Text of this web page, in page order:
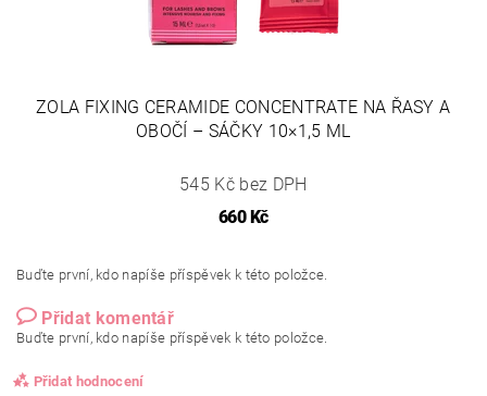
ZOLA FIXING CERAMIDE CONCENTRATE NA ŘASY A
OBOČÍ – SÁČKY 10×1,5 ML
545 Kč bez DPH
660 Kč
Buďte první, kdo napíše příspěvek k této položce.
Přidat komentář
Buďte první, kdo napíše příspěvek k této položce.
Přidat hodnocení